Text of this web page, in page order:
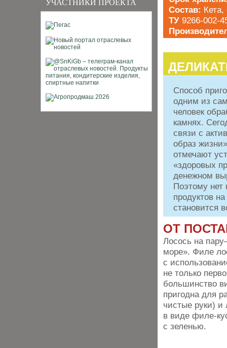
УЧАСТНИКИ ПРОЕКТА
Состав:
ТУ 9266-002-
Способ
одним из
человек
камнях.
связи с
образ
отмечают
«здоровых
денежном
Поэтому нет
продуктов
становится
ОТ
Лосось на
море». Филе
с
не только
большинство
пригодна для
чистые руки) и
в виде филе-
с зеленью.